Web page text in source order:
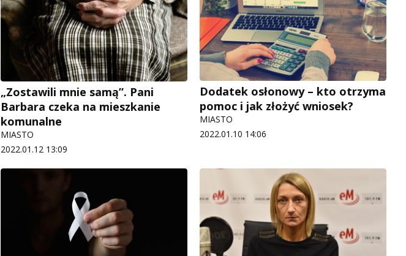
„Zostawili mnie samą”. Pani
Barbara czeka na mieszkanie
komunalne
MIASTO
2022.01.12 13:09
Dodatek osłonowy – kto otrzyma
pomoc i jak złożyć wniosek?
MIASTO
2022.01.10 14:06